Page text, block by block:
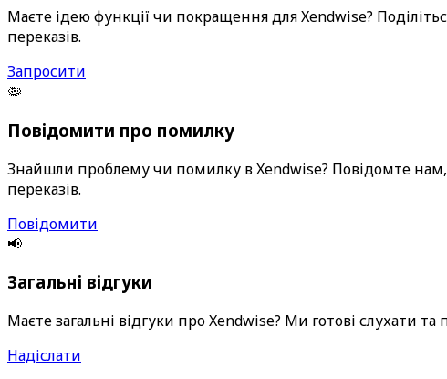
Маєте ідею функції чи покращення для Xendwise?
переказів.
Запросити
🦠
Повідомити про помилку
Знайшли проблему чи помилку в Xendwise? Повідомте
переказів.
Повідомити
📢
Загальні відгуки
Маєте загальні відгуки про Xendwise? Ми готові слухати
Надіслати